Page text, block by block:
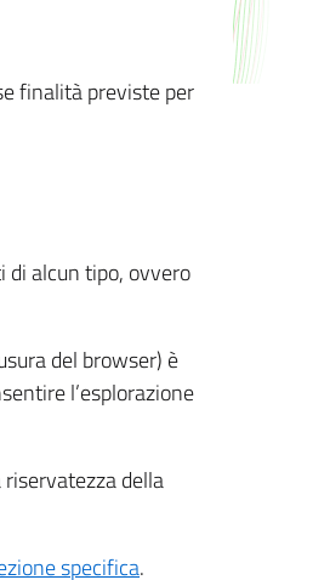
finalità previste per
di alcun tipo, ovvero
del browser) è
l’esplorazione
della
specifica.